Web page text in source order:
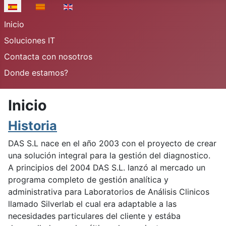
Seleccione su idioma
Inicio
Soluciones IT
Contacta con nosotros
Donde estamos?
Inicio
Historia
DAS S.L nace en el año 2003 con el proyecto de crear
una solución integral para la gestión del diagnostico.
A principios del 2004 DAS S.L. lanzó al mercado un
programa completo de gestión analítica y
administrativa para Laboratorios de Análisis Clinicos
llamado Silverlab el cual era adaptable a las
necesidades particulares del cliente y estába